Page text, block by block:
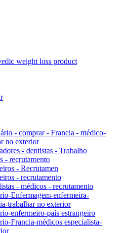
weight loss product
- comprar - Francia - médico-
no exterior
- dentistas - Trabalho
- recrutamento
- Recrutamen
- recrutamento
- médicos - recrutamento
Enfermagem-enfermeira-
trabalhar no exterior
enfermeiro-país estrangeiro
Francia-médicos especialista-